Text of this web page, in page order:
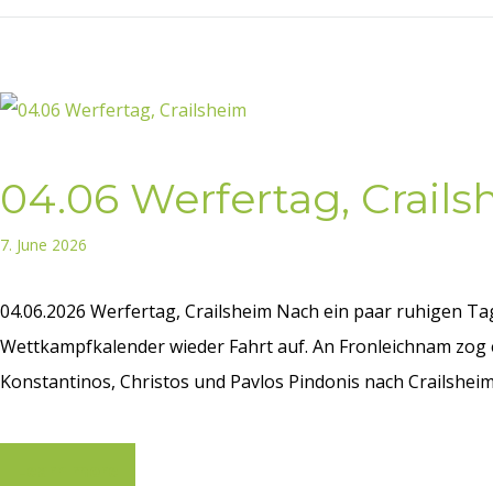
04.06 Werfertag,
7. June 2026
04.06.2026 Werfertag, Crailsheim Nach ein paar ruhigen
Wettkampfkalender wieder Fahrt auf. An Fronleichnam
Konstantinos, Christos und Pavlos Pindonis nach